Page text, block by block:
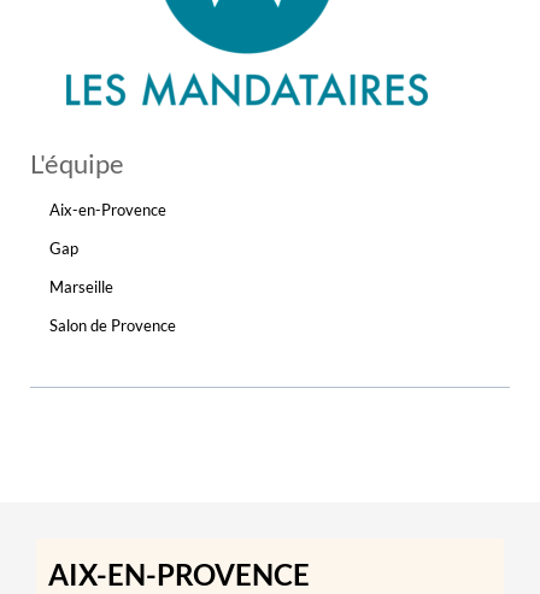
L'équipe
Aix-en-Provence
Gap
Marseille
Salon de Provence
AIX-EN-PROVENCE